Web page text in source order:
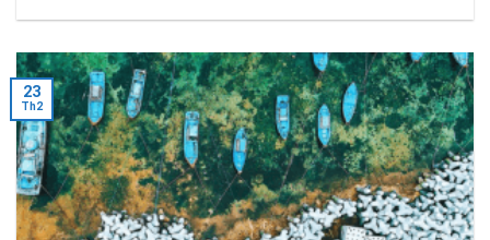
23
Th2